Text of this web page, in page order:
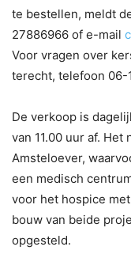
te bestellen, meldt
27886966 of e-mail
Voor vragen over
terecht, telefoon 06-
De verkoop is
van 11.00 uur af.
Amsteloever,
een medisch
voor het hospice
bouw van beide
opgesteld.